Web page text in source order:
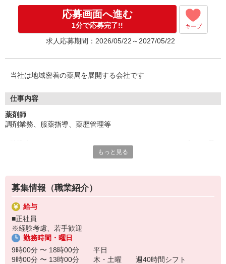
応募画面へ進む
1分で応募完了!! キープ
求人応募期間：2026/05/22～2027/05/22
当社は地域密着の薬局を展開する会社です
仕事内容
薬剤師
調剤業務、服薬指導、薬歴管理等
もっと見る
募集情報（職業紹介）
給与
■正社員
※経験考慮、若手歓迎
勤務時間・曜日
9時00分 〜 18時00分 平日
9時00分 〜 13時00分 木・土曜 週40時間シフト